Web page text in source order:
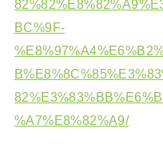
BC%9F-
%A7%E8%82%A9/